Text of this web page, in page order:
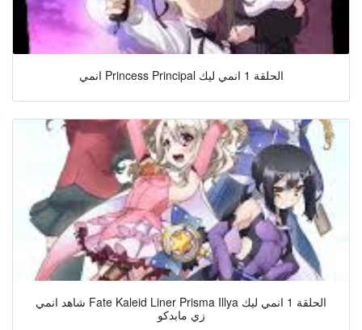
انمي Princess Principal الحلقة 1 انمي ليك
شاهد انمي Fate Kaleid Liner Prisma Illya الحلقة 1 انمي ليك
زي مابدكو